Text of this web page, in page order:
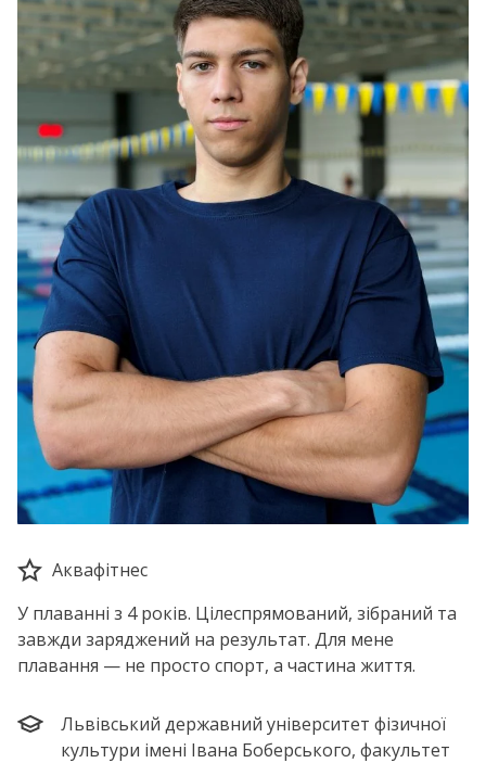
Аквафітнес
У плаванні з 4 років. Цілеспрямований, зібраний та
завжди заряджений на результат. Для мене
плавання — не просто спорт, а частина життя.
Львівський державний університет фізичної
культури імені Івана Боберського, факультет